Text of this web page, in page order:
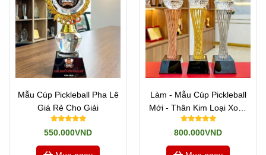
Mẫu Cúp Pickleball Pha Lê
Giá Rẻ Cho Giải
550.000VND
Làm - Mẫu Cúp Pickleball
Mới - Thân Kim Loại Xoắn
Sợi
800.000VND